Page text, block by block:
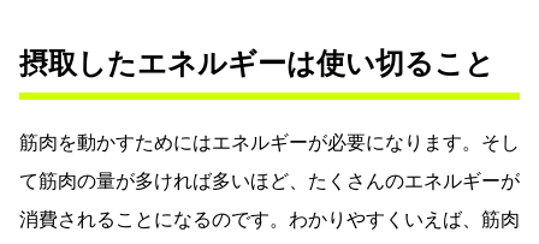
摂取したエネルギーは使い切ること
筋肉を動かすためにはエネルギーが必要になります。そし
て筋肉の量が多ければ多いほど、たくさんのエネルギーが
消費されることになるのです。わかりやすくいえば、筋肉